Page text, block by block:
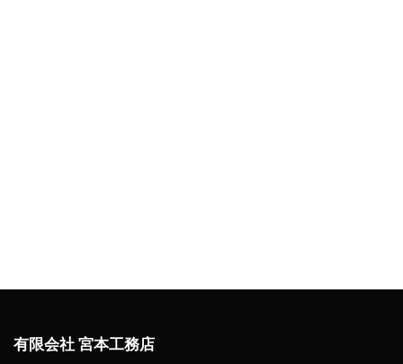
有限会社 宮本工務店